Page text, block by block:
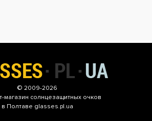
© 2009-2026
магазин солнцезащитных очков
в Полтаве glasses.pl.ua